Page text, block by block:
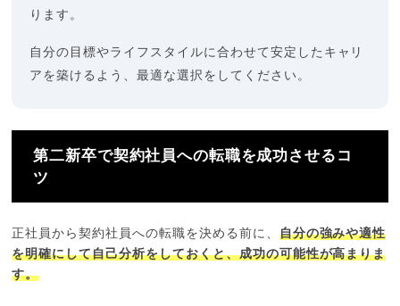
ります。
自分の目標やライフスタイルに合わせて安定したキャリ
アを築けるよう、最適な選択をしてください。
第二新卒で契約社員への転職を成功させるコ
ツ
正社員から契約社員への転職を決める前に、 自分の強みや適性
を明確にして自己分析をしておくと、成功の可能性が高まりま
す。